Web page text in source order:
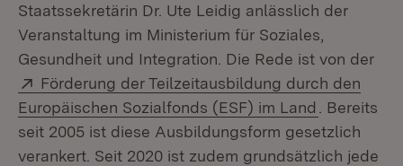
Staatssekretärin Dr. Ute Leidig anlässlich der
Veranstaltung im Ministerium für Soziales,
Gesundheit und Integration. Die Rede ist von der
Extern:
Förderung der Teilzeitausbildung durch den
Europäischen Sozialfonds (ESF) im Land (Öffnet in
. Bereits
seit 2005 ist diese Ausbildungsform gesetzlich
verankert. Seit 2020 ist zudem grundsätzlich jede